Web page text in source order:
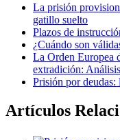
La prisión
gatillo suelto
Plazos de
¿Cuándo son
La Orden Europea
extradición:
Prisión por deudas:
Artículos